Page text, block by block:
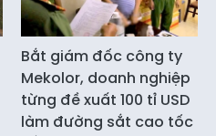
Bắt giám đốc công ty
Mekolor, doanh nghiệp
từng đề xuất 100 tỉ USD
làm đường sắt cao tốc